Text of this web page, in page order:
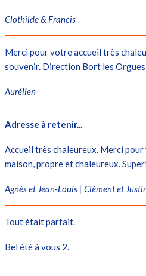
Clothilde & Francis
Merci pour votre accueil très
souvenir. Direction Bort les Orgues
Aurélien
Adresse à retenir...
Accueil très chaleureux. Merci pour
maison, propre et chaleureux.
Agnès et Jean-Louis | Clément et
Tout était parfait.
Bel été à vous 2.